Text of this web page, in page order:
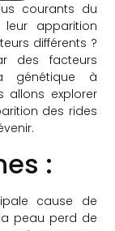
courants du
leur apparition
différents ?
des facteurs
génétique à
allons explorer
des rides
:
cause de
peau perd de